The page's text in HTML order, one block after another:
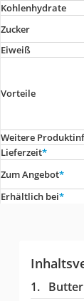
Kohlenhydrate
Zucker
Eiweiß
Vorteile
Weitere
Lieferzeit*
Zum Angebot*
Erhältlich bei*